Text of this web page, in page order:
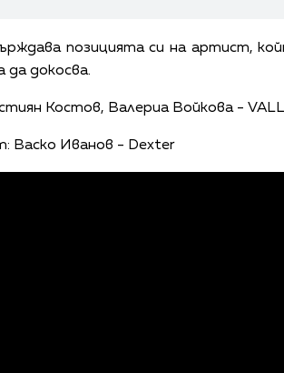
позицията си на артист,
да докосва.
Костов, Валериа Войкова -
Васко Иванов - Dexter